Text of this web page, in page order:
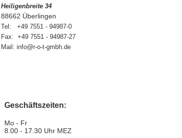
Heiligenbreite 34
88662 Überlingen
Tel: +49 7551 - 94987-0
Fax: +49 7551 - 94987-27
Mail: info@r-o-t-gmbh.de
Geschäftszeiten:
Mo - Fr
8.00 - 17.30 Uhr MEZ